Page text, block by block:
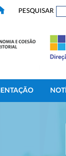
PESQUISAR